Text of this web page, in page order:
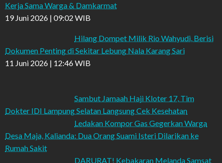
Kerja Sama Warga & Damkarmat
19 Juni 2026 | 09:02 WIB
Hilang Dompet Milik Rio Wahyudi, Berisi
Dokumen Penting di Sekitar Lebung Nala Karang Sari
11 Juni 2026 | 12:46 WIB
Sambut Jamaah Haji Kloter 17, Tim
Dokter IDI Lampung Selatan Langsung Cek Kesehatan
Ledakan Kompor Gas Gegerkan Warga
Desa Maja, Kalianda: Dua Orang Suami Isteri Dilarikan ke
Rumah Sakit
DARURAT! Kebakaran Melanda Samsat